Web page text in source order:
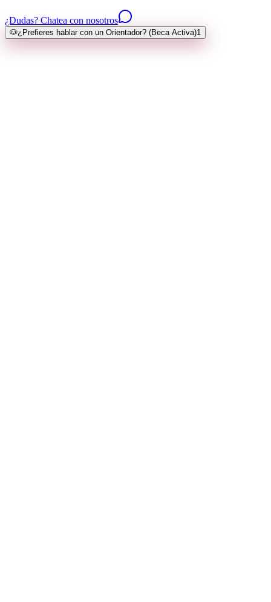
¿Dudas? Chatea con nosotros
🐶¿Prefieres hablar con un Orientador? (Beca Activa)1